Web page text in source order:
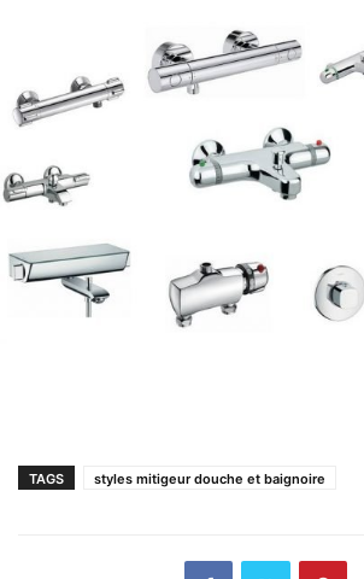
TAGS styles mitigeur douche et baignoire